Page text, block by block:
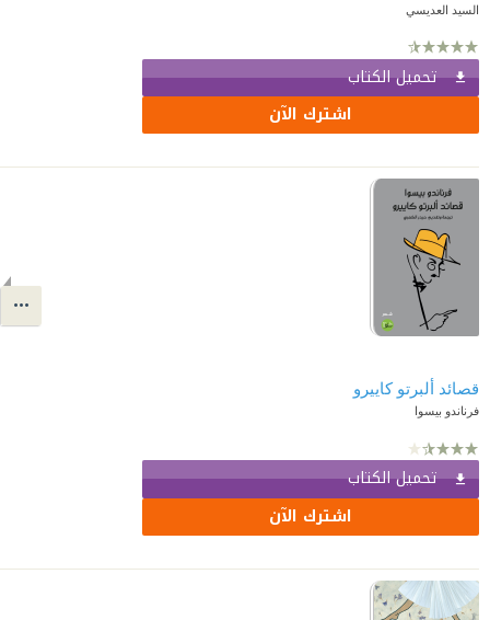
السيد العديسي
تحميل الكتاب
اشترك الآن
قصائد ألبرتو كاييرو
فرناندو بيسوا
تحميل الكتاب
اشترك الآن